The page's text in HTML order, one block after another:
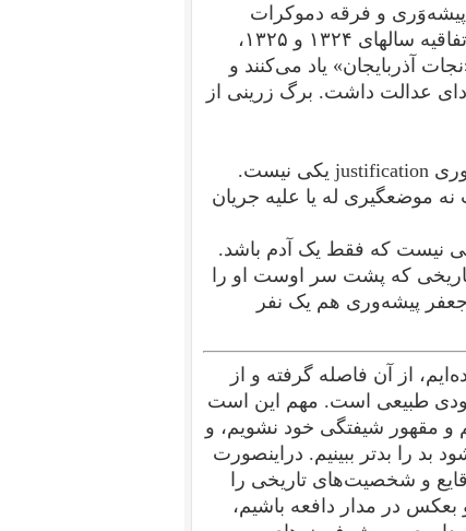
پیشه‌وَری و فرقه دموکرات
وقایع اتفاقیه سالهای ۱۳۲۴ و ۱۳۲۵،
آذربایجان» یاد می‌کنند و
عدالت داشت. برگ زرینی از
موضعگیری له یا علیه جریان
نیست که فقط یک آدم باشد.
که پشت سر اوست او را
پیشه‌وری هم یک نفر
از آن فاصله گرفته و از
طبیعی است. مهم این است
و مقهور شیفتگی خود نشویم، و
را بدتر ببینیم. دراینصورت
و شخصیت‌های تاریخی را
در مدار دافعه باشیم،